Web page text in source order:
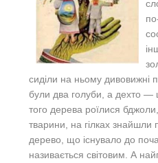
сиділи на ньому дивовижні
були два голуби, а дехто —
того дерева роїлися бджоли,
тварини, на гілках знайшли
дерево, що існувало до
називається світовим. А